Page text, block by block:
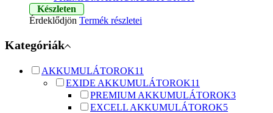
Készleten
Érdeklődjön Termék részletei
Kategóriák
AKKUMULÁTOROK11
EXIDE AKKUMULÁTOROK11
PREMIUM AKKUMULÁTOROK3
EXCELL AKKUMULÁTOROK5